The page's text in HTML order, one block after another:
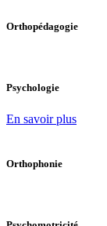
Orthopédagogie
Psychologie
En savoir plus
Orthophonie